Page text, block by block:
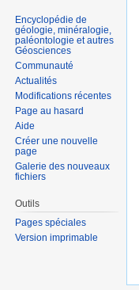
Encyclopédie de
géologie, minéralogie,
paléontologie et autres
Géosciences
Communauté
Actualités
Modifications récentes
Page au hasard
Aide
Créer une nouvelle
page
Galerie des nouveaux
fichiers
Outils
Pages spéciales
Version imprimable